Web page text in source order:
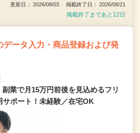
更新日： 2026/08/03 掲載終了日： 2026/08/21
掲載終了まであと12日
データ入力・商品登録および発
副業で月15万円前後を見込めるフリ
サポート！未経験／在宅OK